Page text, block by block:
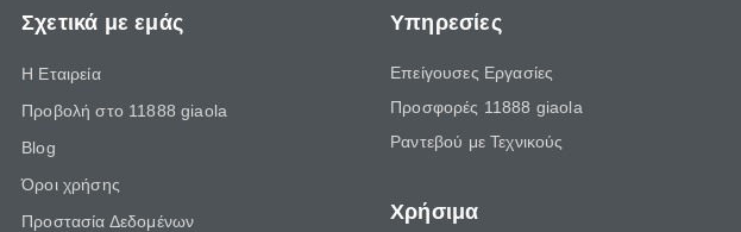
Σχετικά με εμάς
Η Εταιρεία
Προβολή στο 11888 giaola
Blog
Όροι χρήσης
Προστασία Δεδομένων
Υπηρεσίες
Επείγουσες Εργασίες
Προσφορές 11888 giaola
Ραντεβού με Τεχνικούς
Χρήσιμα